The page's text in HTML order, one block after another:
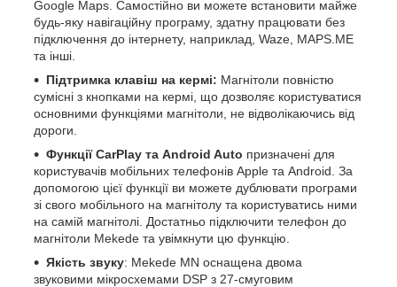
Google Maps. Самостійно ви можете встановити майже
будь-яку навігаційну програму, здатну працювати без
підключення до інтернету, наприклад, Waze, MAPS.ME
та інші.
Підтримка клавіш на кермі: Магнітоли повністю
сумісні з кнопками на кермі, що дозволяє користуватися
основними функціями магнітоли, не відволікаючись від
дороги.
Функції CarPlay та Android Auto призначені для
користувачів мобільних телефонів Apple та Android. За
допомогою цієї функції ви можете дублювати програми
зі свого мобільного на магнітолу та користуватись ними
на самій магнітолі. Достатньо підключити телефон до
магнітоли Mekede та увімкнути цю функцію.
Якість звуку: Mekede MN оснащена двома
звуковими мікросхемами DSP з 27-смуговим